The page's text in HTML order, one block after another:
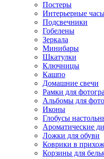
Постеры
Интерьерные
Подсвечники
Гобелены
Зеркала
Минибары
Шкатулки
Ключницы
Кашпо
Домашние свечи
Рамки для
Альбомы для
Иконы
Глобусы
Ароматические
Ложки для обуви
Коврики в
Корзины для